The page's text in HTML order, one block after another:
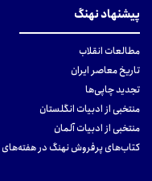
پیشنهاد نهنگ
مطالعات انقلاب
تاریخ معاصر ایران
تجدید چاپی‌ها
منتخبی از ادبیات انگلستان
منتخبی از ادبیات آلمان
کتاب‌های پرفروش نهنگ در